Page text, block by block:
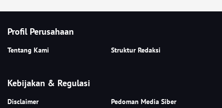
Profil Perusahaan
Tentang Kami Struktur Redaksi
Kebijakan & Regulasi
Disclaimer Pedoman Media Siber